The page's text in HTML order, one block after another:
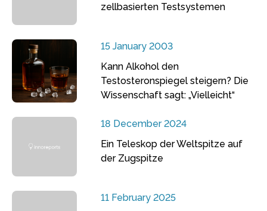
zellbasierten Testsystemen
15 January 2003
Kann Alkohol den
Testosteronspiegel steigern? Die
Wissenschaft sagt: „Vielleicht“
18 December 2024
Ein Teleskop der Weltspitze auf
der Zugspitze
11 February 2025